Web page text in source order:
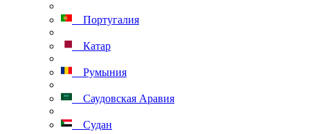
Португалия
Катар
Румыния
Саудовская Аравия
Судан